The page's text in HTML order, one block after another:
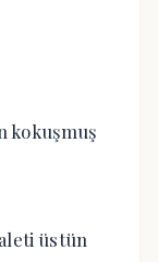
kokuşmuş
üstün